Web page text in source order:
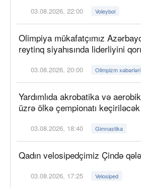
03.08.2026, 22:00 Voleybol
Olimpiya mükafatçımız
reytinq siyahısında liderliyini
03.08.2026, 20:00 Olimpizm xəbərləri
Yardımlıda akrobatika və
üzrə ölkə çempionatı keçiriləcək
03.08.2026, 18:40 Gimnastika
Qadın velosipedçimiz Çində
03.08.2026, 17:25 Velosiped